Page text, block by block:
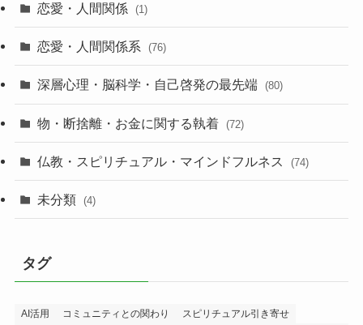
恋愛・人間関係 (1)
恋愛・人間関係系 (76)
深層心理・脳科学・自己啓発の最先端 (80)
物・断捨離・お金に関する執着 (72)
仏教・スピリチュアル・マインドフルネス (74)
未分類 (4)
タグ
AI活用 コミュニティとの関わり スピリチュアル引き寄せ